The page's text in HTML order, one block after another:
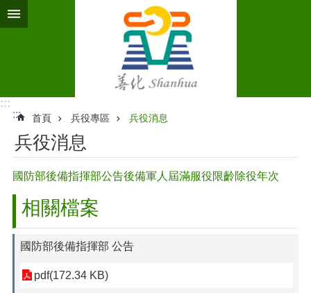
跳到主要內容區塊
:::
:::
首頁 兵役專區 兵役消息
兵役消息
國防部後備指揮部公告後備軍人屆滿服役限齡除役年次
相關檔案
國防部後備指揮部 公告
pdf(172.34 KB)